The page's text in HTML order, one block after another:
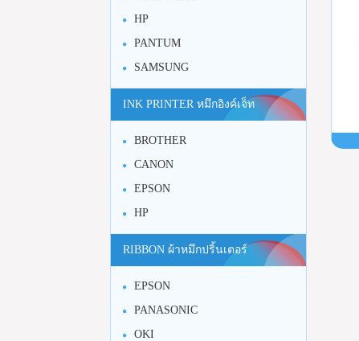
HP
PANTUM
SAMSUNG
INK PRINTER หมึกอิงค์เจ็ท
BROTHER
CANON
EPSON
HP
RIBBON ผ้าหมึกปริ้นเตอร์
EPSON
PANASONIC
OKI